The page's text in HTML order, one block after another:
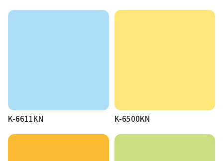
K-6611KN K-6500KN